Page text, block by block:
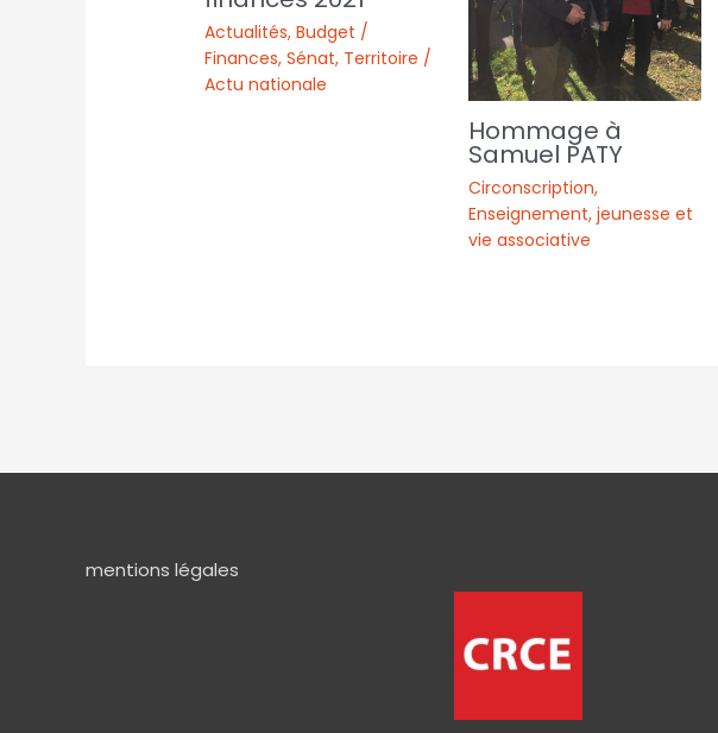
Actualités,Budget /
Finances,Sénat, Territoire /
Actu nationale
Hommage à
Samuel PATY
Circonscription,
Enseignement, jeunesse et
vie associative
mentions légales